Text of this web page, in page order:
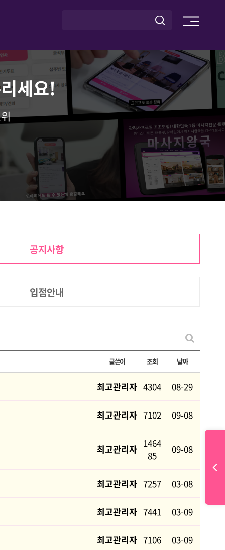
세요!
공지사항
입점안내
글쓴이 조회 날짜
최고관리자 4304 08-29
최고관리자 7102 09-08
최고관리자 1464
85
09-08
최고관리자 7257 03-08
최고관리자 7441 03-09
최고관리자 7106 03-09